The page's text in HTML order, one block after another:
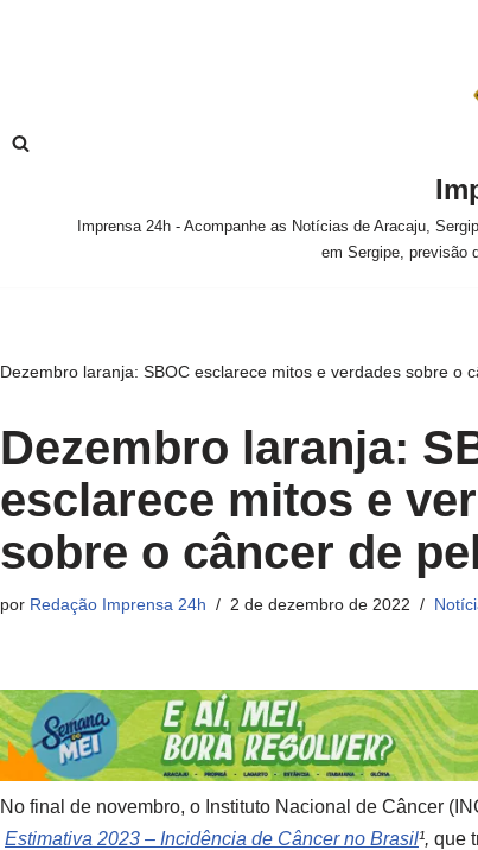
Imprensa 24h - Acompanhe as Notícias de Aracaju,
em Sergipe, previsão
Dezembro laranja: SBOC esclarece mitos e verdades sobre o
Dezembro laranja:
esclarece mitos e
sobre o câncer de
por Redação Imprensa 24h 2 de dezembro de 2022
No final de novembro, o Instituto Nacional de Câncer
Estimativa 2023 – Incidência de Câncer no Brasil¹, que